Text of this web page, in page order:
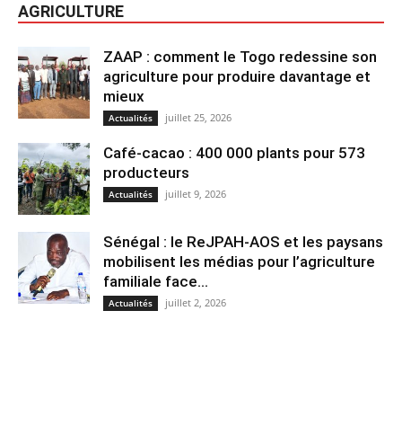
AGRICULTURE
ZAAP : comment le Togo redessine son
agriculture pour produire davantage et
mieux
Actualités juillet 25, 2026
Café-cacao : 400 000 plants pour 573
producteurs
Actualités juillet 9, 2026
Sénégal : le ReJPAH-AOS et les paysans
mobilisent les médias pour l’agriculture
familiale face...
Actualités juillet 2, 2026